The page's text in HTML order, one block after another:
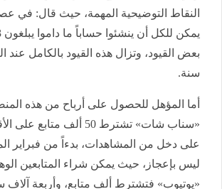
النقاط التوضيحية المهمة، حيث قال: في
سنة.
أما المؤهل للحصول على أرباح من هذه
«سناب شات» تشترط 50 ألف
على دخل من المشاهدات، بدءاً من فبراير
ليس بإعجاز، حيث يمكن شراء المتابعين
«يوتيوب» فتشترط ألف متابع، وأربعة